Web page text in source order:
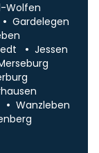
Wolfen
Gardelegen
Jessen
Wanzleben